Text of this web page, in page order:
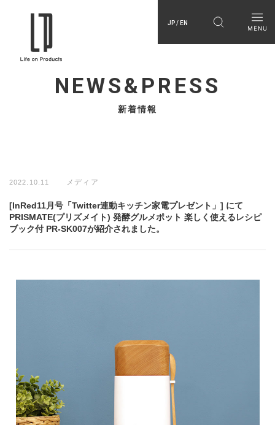
JP / EN
NEWS&PRESS
新着情報
2022.10.11 メディア
[InRed11月号「Twitter連動キッチン家電プレゼント」] にて
PRISMATE(プリズメイト) 発酵グルメポット 楽しく使えるレシピ
ブック付 PR-SK007が紹介されました。